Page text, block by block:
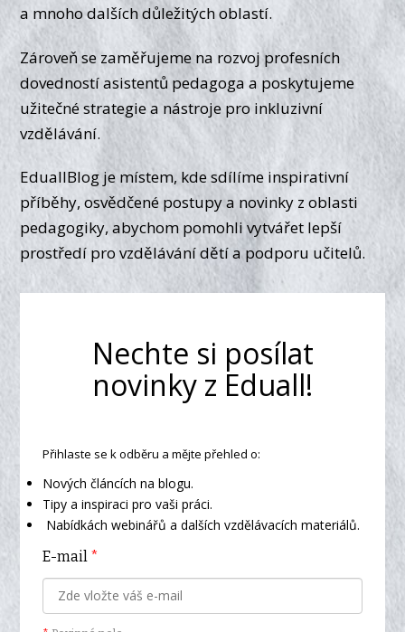
a mnoho dalších důležitých oblastí.
Zároveň se zaměřujeme na rozvoj profesních
dovedností asistentů pedagoga a poskytujeme
užitečné strategie a nástroje pro inkluzivní
vzdělávání.
EduallBlog je místem, kde sdílíme inspirativní
příběhy, osvědčené postupy a novinky z oblasti
pedagogiky, abychom pomohli vytvářet lepší
prostředí pro vzdělávání dětí a podporu učitelů.
Nechte si posílat
novinky z Eduall!
Přihlaste se k odběru a mějte přehled o:
Nových článcích na blogu.
Tipy a inspiraci pro vaši práci.
Nabídkách webinářů a dalších vzdělávacích materiálů.
E-mail *